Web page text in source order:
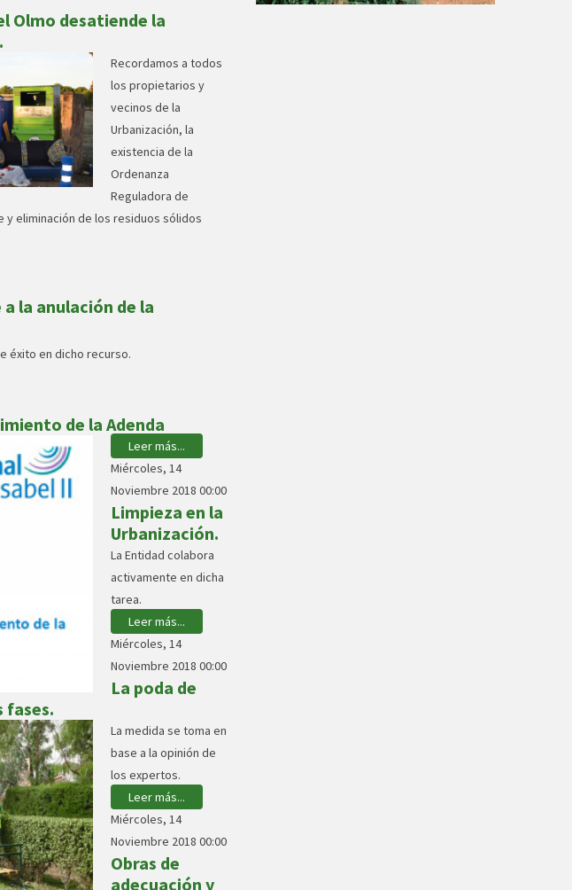
Olmo desatiende la
Recordamos a todos
los propietarios y
vecinos de la
Urbanización, la
existencia de la
Ordenanza
Reguladora de
y eliminación de los residuos sólidos
la anulación de la
éxito en dicho recurso.
de la Adenda
Leer más...
Miércoles, 14
Noviembre 2018 00:00
Limpieza en la
Urbanización.
La Entidad colabora
activamente en dicha
tarea.
Leer más...
Miércoles, 14
Noviembre 2018 00:00
La poda de
fases.
La medida se toma en
base a la opinión de
los expertos.
Leer más...
Miércoles, 14
Noviembre 2018 00:00
Obras de
adecuación y